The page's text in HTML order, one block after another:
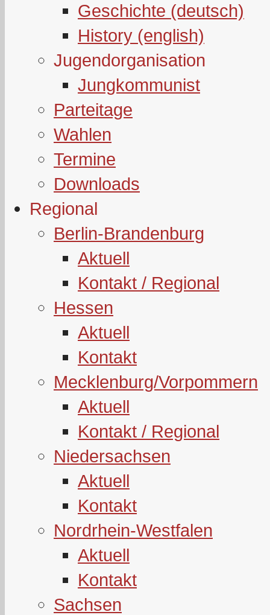
Geschichte (deutsch)
History (english)
Jugendorganisation
Jungkommunist
Parteitage
Wahlen
Termine
Downloads
Regional
Berlin-Brandenburg
Aktuell
Kontakt / Regional
Hessen
Aktuell
Kontakt
Mecklenburg/Vorpommern
Aktuell
Kontakt / Regional
Niedersachsen
Aktuell
Kontakt
Nordrhein-Westfalen
Aktuell
Kontakt
Sachsen